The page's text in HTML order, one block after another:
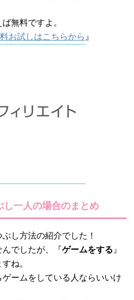
無料ですよ。
お試しはこちらから 』
し一人の場合のまとめ
し方法の紹介でした！
んでしたが、『ゲームをする 』
ね。
ームをしている人ならいいけ